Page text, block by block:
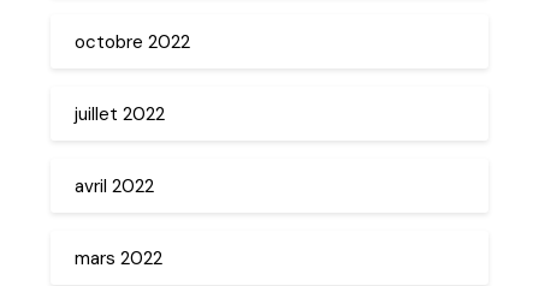
octobre 2022
juillet 2022
avril 2022
mars 2022